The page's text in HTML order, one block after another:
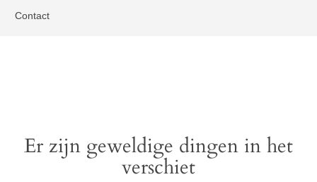
Contact
Er zijn geweldige dingen in het
verschiet